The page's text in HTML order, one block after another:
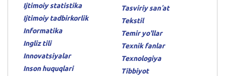
Ijtimoiy statistika
Ijtimoiy tadbirkorlik
Informatika
Ingliz tili
Innovatsiyalar
Inson huquqlari
Tasviriy sanʼat
Tekstil
Temir yo'llar
Texnik fanlar
Texnologiya
Tibbiyot